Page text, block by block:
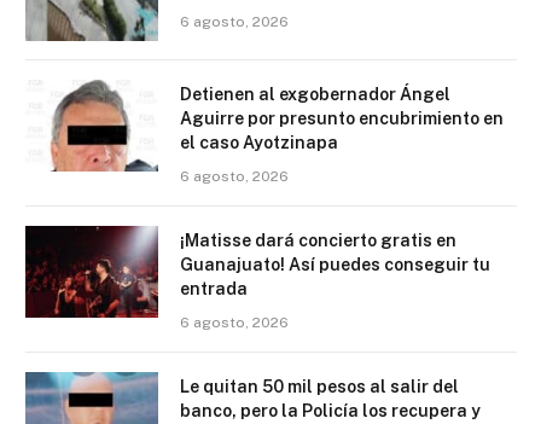
6 agosto, 2026
Detienen al exgobernador Ángel
Aguirre por presunto encubrimiento en
el caso Ayotzinapa
6 agosto, 2026
¡Matisse dará concierto gratis en
Guanajuato! Así puedes conseguir tu
entrada
6 agosto, 2026
Le quitan 50 mil pesos al salir del
banco, pero la Policía los recupera y